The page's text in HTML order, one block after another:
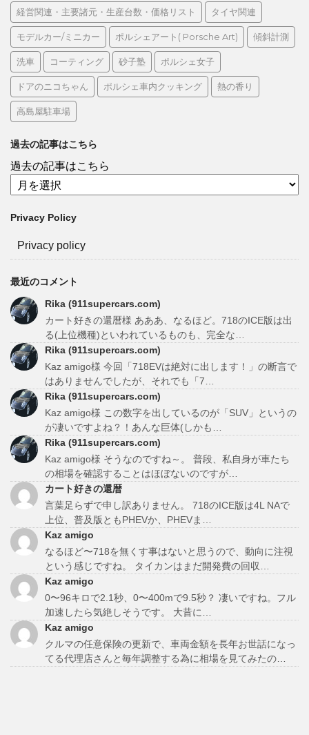
経営関連・主要諸元・生産台数・価格リスト タイヤ関連
モデルカー/ミニカー ポルシェアート( Porsche Art) 傾斜計測
洗車 コーティング 砂子塾 ポルシェ女子
ドアのニコちゃん ポルシェ車内クッキング 熱の香り
高島屋駐車場
過去の記事はこちら
過去の記事はこちら
Privacy Policy
Privacy policy
最近のコメント
Rika (911supercars.com)
カート好きの還暦様 あああ、なるほど。718のICE版は出
る(上位機種)といわれているものも、完全な…
Rika (911supercars.com)
Kaz amigo様 今回「718EVは絶対に出します！」の断言で
はありませんでしたが、それでも「7…
Rika (911supercars.com)
Kaz amigo様 この数字を出しているのが「SUV」というの
が凄いですよね？！あんな巨体(しかも…
Rika (911supercars.com)
Kaz amigo様 そうなのですね～。 普段、私自身が車たち
の相場を確認することはほぼないのですが…
カート好きの還暦
言葉足らずで申し訳ありません。 718のICE版は4L NAで
上位、普及版ともPHEVか、PHEVま…
Kaz amigo
なるほど〜718を無くす事はないと思うので、動向に注視
という感じですね。 タイカンはまだ開発費の回収…
Kaz amigo
0〜96キロで2.1秒、0〜400mで9.5秒？ 凄いですね。フル
加速したら気絶しそうです。 大昔に…
Kaz amigo
クルマの任意保険の更新で、車両金額を長年お世話になっ
てる代理店さんと毎年調整する為に相場を見てみたの…